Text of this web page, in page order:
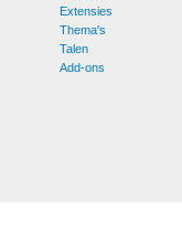
Extensies
Thema's
Talen
Add-ons